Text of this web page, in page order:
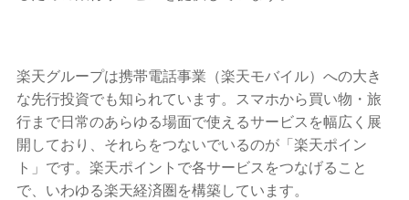
楽天グループは携帯電話事業（楽天モバイル）への大き
な先行投資でも知られています。スマホから買い物・旅
行まで日常のあらゆる場面で使えるサービスを幅広く展
開しており、それらをつないでいるのが「楽天ポイン
ト」です。楽天ポイントで各サービスをつなげること
で、いわゆる楽天経済圏を構築しています。